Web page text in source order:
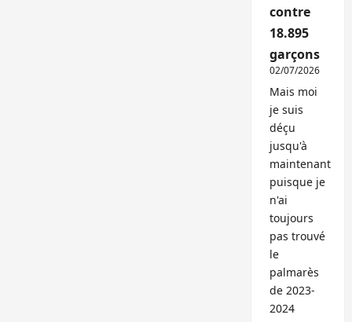
contre
18.895
garçons
02/07/2026
Mais moi
je suis
déçu
jusqu'à
maintenant
puisque je
n'ai
toujours
pas trouvé
le
palmarès
de 2023-
2024